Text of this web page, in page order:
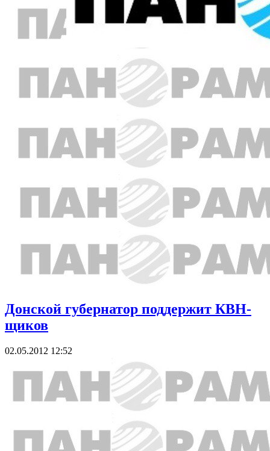
Донской губернатор поддержит КВН-
щиков
02.05.2012 12:52